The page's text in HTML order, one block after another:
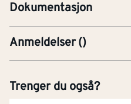
Dokumentasjon
Anmeldelser()
Trenger du også?